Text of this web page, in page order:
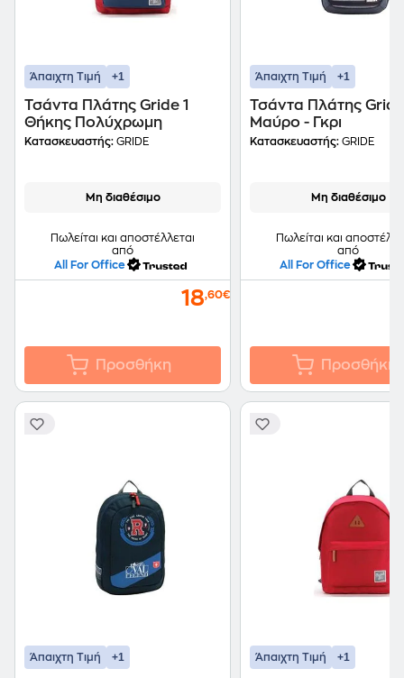
Άπαιχτη Τιμή +1
Τσάντα Πλάτης Gride 1
Θήκης Πολύχρωμη
Κατασκευαστής: GRIDE
Μη διαθέσιμο
Πωλείται και αποστέλλεται
από
All For Office
18,60€
Προσθήκη
Άπαιχτη Τιμή +1
Τσάντα Πλάτης Gride
Μαύρο - Γκρι
Κατασκευαστής: GRIDE
Μη διαθέσιμο
Πωλείται και
από
All For Office
Προσθήκη
Άπαιχτη Τιμή +1 Άπαιχτη Τιμή +1